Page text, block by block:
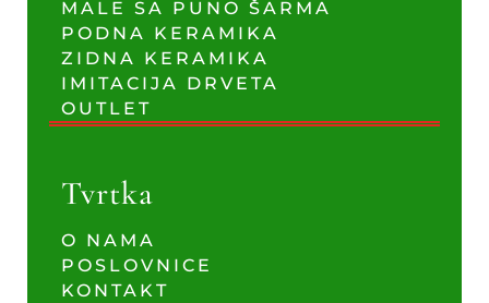
MALE SA PUNO ŠARMA
PODNA KERAMIKA
ZIDNA KERAMIKA
IMITACIJA DRVETA
OUTLET
Tvrtka
O NAMA
POSLOVNICE
KONTAKT